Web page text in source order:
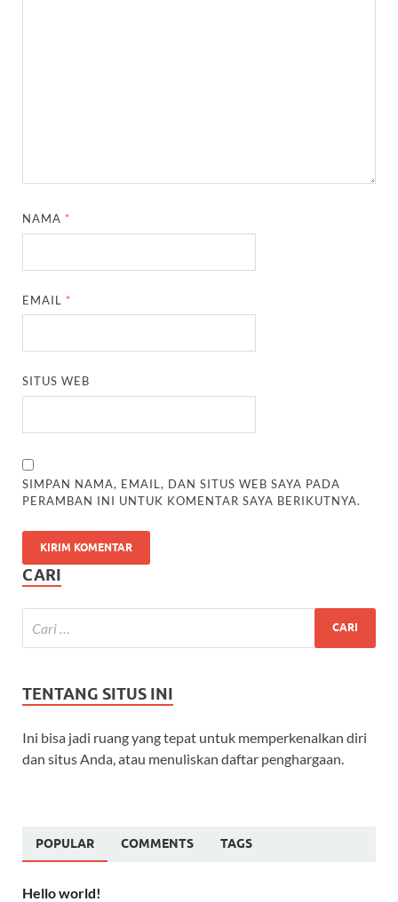
NAMA *
EMAIL *
SITUS WEB
SIMPAN NAMA, EMAIL, DAN SITUS WEB SAYA PADA
PERAMBAN INI UNTUK KOMENTAR SAYA BERIKUTNYA.
CARI
TENTANG SITUS INI
Ini bisa jadi ruang yang tepat untuk memperkenalkan diri
dan situs Anda, atau menuliskan daftar penghargaan.
POPULAR COMMENTS TAGS
Hello world!